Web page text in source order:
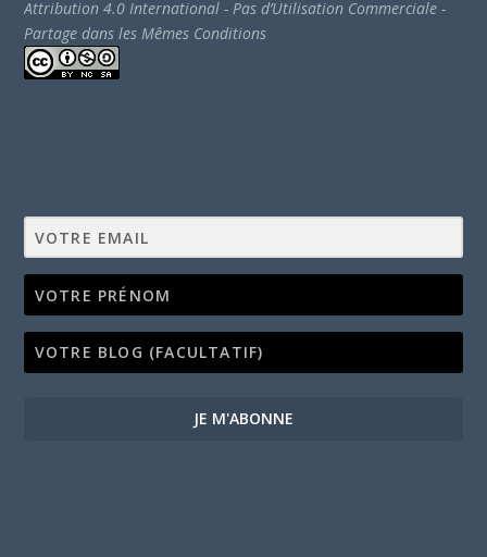
Attribution 4.0 International - Pas d’Utilisation Commerciale -
Partage dans les Mêmes Conditions
JE M'ABONNE